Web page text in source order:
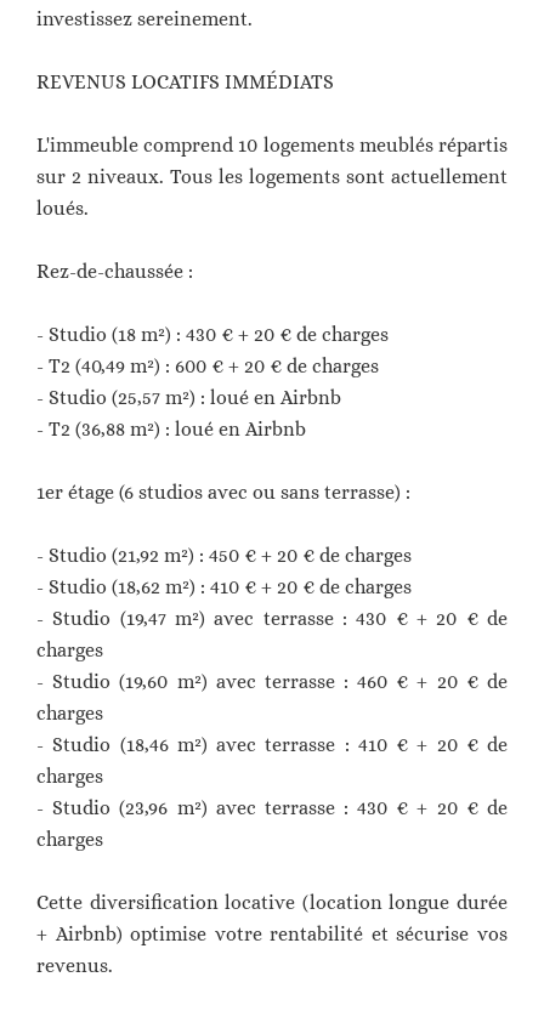
investissez sereinement.
REVENUS LOCATIFS IMMÉDIATS
L'immeuble comprend 10 logements meublés répartis
sur 2 niveaux. Tous les logements sont actuellement
loués.
Rez-de-chaussée :
- Studio (18 m²) : 430 € + 20 € de charges
- T2 (40,49 m²) : 600 € + 20 € de charges
- Studio (25,57 m²) : loué en Airbnb
- T2 (36,88 m²) : loué en Airbnb
1er étage (6 studios avec ou sans terrasse) :
- Studio (21,92 m²) : 450 € + 20 € de charges
- Studio (18,62 m²) : 410 € + 20 € de charges
- Studio (19,47 m²) avec terrasse : 430 € + 20 € de
charges
- Studio (19,60 m²) avec terrasse : 460 € + 20 € de
charges
- Studio (18,46 m²) avec terrasse : 410 € + 20 € de
charges
- Studio (23,96 m²) avec terrasse : 430 € + 20 € de
charges
Cette diversification locative (location longue durée
+ Airbnb) optimise votre rentabilité et sécurise vos
revenus.